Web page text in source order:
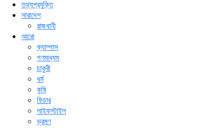
তথ্যপ্রযুক্তি
সারাদেশ
রাজধানী
আরো
ক্যাম্পাস
গণমাধ্যম
চাকুরী
ধর্ম
কৃষি
ফিচার
লাইফস্টাইল
ভ্রমণ